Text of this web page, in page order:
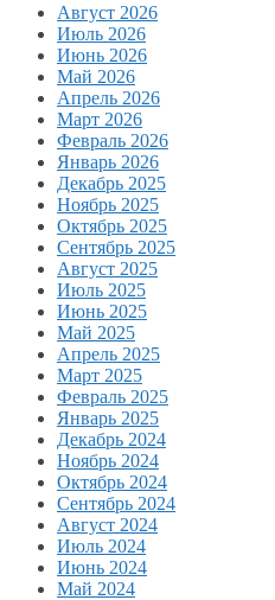
Август 2026
Июль 2026
Июнь 2026
Май 2026
Апрель 2026
Март 2026
Февраль 2026
Январь 2026
Декабрь 2025
Ноябрь 2025
Октябрь 2025
Сентябрь 2025
Август 2025
Июль 2025
Июнь 2025
Май 2025
Апрель 2025
Март 2025
Февраль 2025
Январь 2025
Декабрь 2024
Ноябрь 2024
Октябрь 2024
Сентябрь 2024
Август 2024
Июль 2024
Июнь 2024
Май 2024